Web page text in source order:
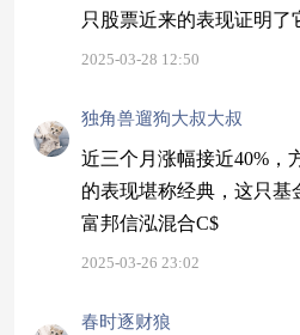
只股票近来的表现证明
快40%，我要坚定地持有
2025-03-28 12:50
独角兽遛狗大叔大叔
近三个月涨幅接近40%，
的表现堪称经典，这只基
富邦信泓混合C$
2025-03-26 23:02
春时逐财狼